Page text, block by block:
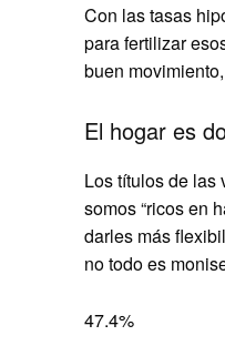
Con las tasas
para fertilizar
buen
El hogar es
Los títulos de las
somos “ricos en
darles más
no todo es
47.4%